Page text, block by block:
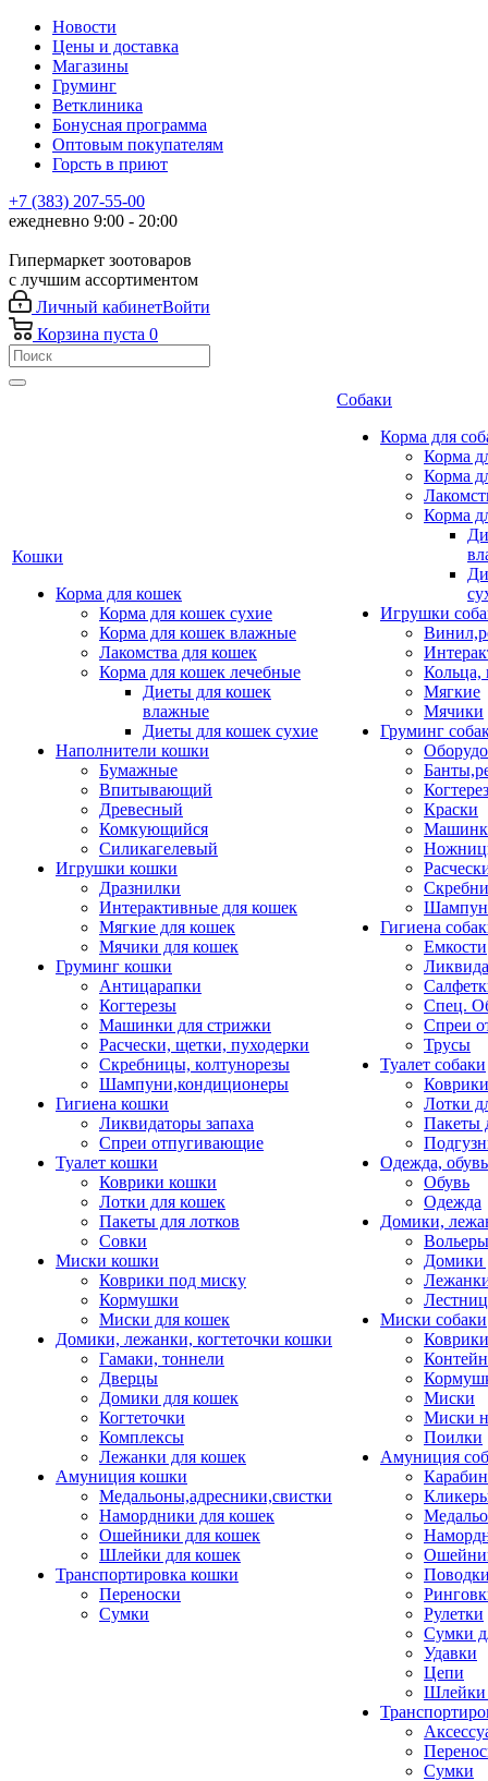
Новости
Цены и доставка
Магазины
Груминг
Ветклиника
Бонусная программа
Оптовым покупателям
Горсть в приют
+7 (383) 207-55-00
ежедневно 9:00 - 20:00
Гипермаркет зоотоваров
с лучшим ассортиментом
Личный кабинетВойти
Корзина пуста 0
Кошки
Корма для кошек
Корма для кошек сухие
Корма для кошек влажные
Лакомства для кошек
Корма для кошек лечебные
Диеты для кошек
влажные
Диеты для кошек сухие
Наполнители кошки
Бумажные
Впитывающий
Древесный
Комкующийся
Силикагелевый
Игрушки кошки
Дразнилки
Интерактивные для кошек
Мягкие для кошек
Мячики для кошек
Груминг кошки
Антицарапки
Когтерезы
Машинки для стрижки
Расчески, щетки, пуходерки
Скребницы, колтунорезы
Шампуни,кондиционеры
Гигиена кошки
Ликвидаторы запаха
Спреи отпугивающие
Туалет кошки
Коврики кошки
Лотки для кошек
Пакеты для лотков
Совки
Миски кошки
Коврики под миску
Кормушки
Миски для кошек
Домики, лежанки, когтеточки кошки
Гамаки, тоннели
Дверцы
Домики для кошек
Когтеточки
Комплексы
Лежанки для кошек
Амуниция кошки
Медальоны,адресники,свистки
Намордники для кошек
Ошейники для кошек
Шлейки для кошек
Транспортировка кошки
Переноски
Сумки
Собаки
Корма для
Корма
Корма
Корма
Игрушки
Кольца,
Мягкие
Мячики
Груминг
Краски
Гигиена
Емкости
Спец.
Спреи
Трусы
Туалет собаки
Коврики
Лотки
Пакеты
Одежда, обувь
Обувь
Одежда
Домики,
Домики
Миски собаки
Миски
Миски
Поилки
Амуниция
Рулетки
Сумки
Удавки
Цепи
Шлейки
Сумки